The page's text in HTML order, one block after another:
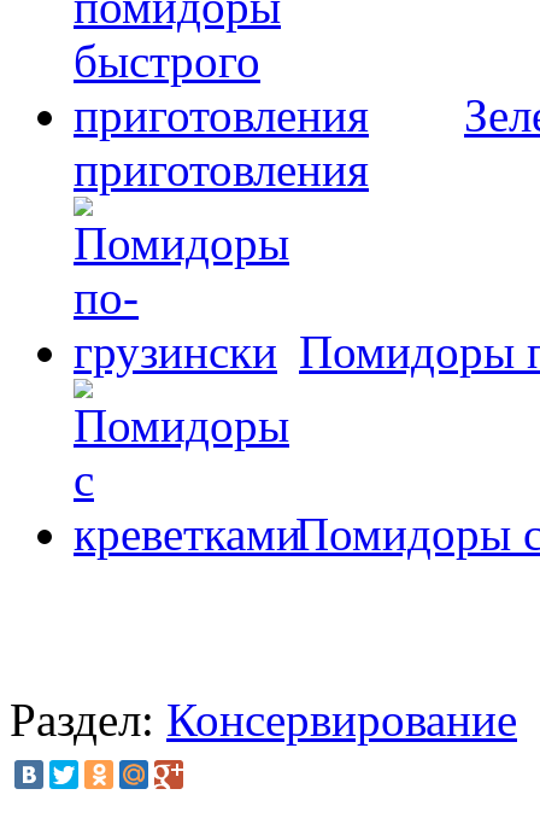
приготовления
Помидоры
Помидоры
Раздел: Консервирование